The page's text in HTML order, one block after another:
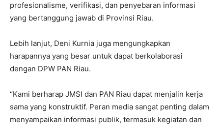
profesionalisme, verifikasi, dan penyebaran informasi
yang bertanggung jawab di Provinsi Riau.
Lebih lanjut, Deni Kurnia juga mengungkapkan
harapannya yang besar untuk dapat berkolaborasi
dengan DPW PAN Riau.
“Kami berharap JMSI dan PAN Riau dapat menjalin kerja
sama yang konstruktif. Peran media sangat penting dalam
menyampaikan informasi publik, termasuk kegiatan dan